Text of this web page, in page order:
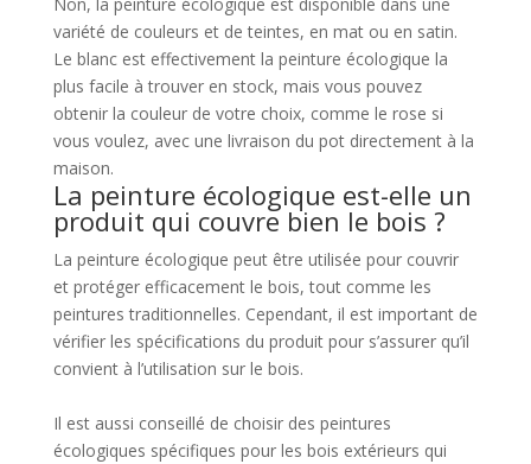
variété de couleurs et de teintes, en mat ou en satin.
Le blanc est effectivement la peinture écologique la
plus facile à trouver en stock, mais vous pouvez
obtenir la couleur de votre choix, comme le rose si
vous voulez, avec une livraison du pot directement à la
maison.
La peinture écologique est-elle un
produit qui couvre bien le bois ?
La peinture écologique peut être utilisée pour couvrir
et protéger efficacement le bois, tout comme les
peintures traditionnelles. Cependant, il est important de
vérifier les spécifications du produit pour s’assurer qu’il
convient à l’utilisation sur le bois.
Il est aussi conseillé de choisir des peintures
écologiques spécifiques pour les bois extérieurs qui